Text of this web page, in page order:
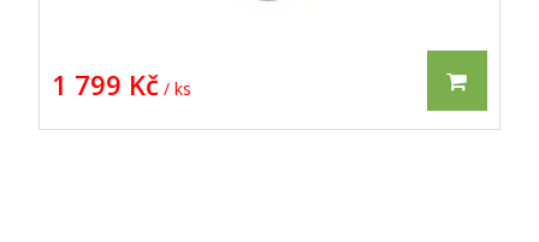
1 799 Kč / ks